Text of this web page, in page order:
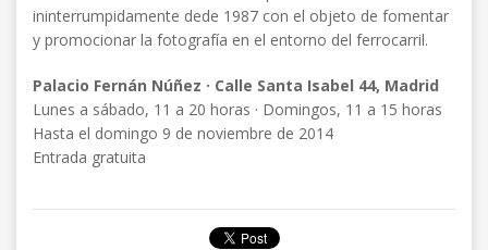
ininterrumpidamente dede 1987 con el objeto de fomentar
y promocionar la fotografía en el entorno del ferrocarril.
Palacio Fernán Núñez · Calle Santa Isabel 44, Madrid
Lunes a sábado, 11 a 20 horas · Domingos, 11 a 15 horas
Hasta el domingo 9 de noviembre de 2014
Entrada gratuita